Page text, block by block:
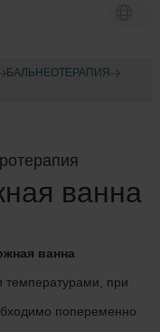
БАЛЬНЕОТЕРАПИЯ
ванна
ванна
при
попеременно